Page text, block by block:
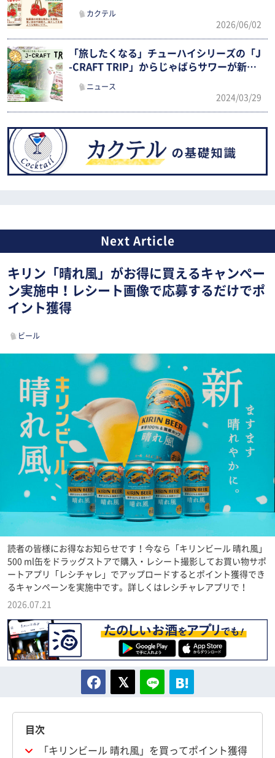
カクテル
2026/06/02
「旅したくなる」チューハイシリーズの「J
-CRAFT TRIP」からじゃばらサワーが新発
ニュース
2024/03/29
キリン「晴れ風」がお得に買えるキャンペー
ン実施中！レシート画像で応募するだけでポ
イント獲得
ビール
読者の皆様にお得なお知らせです！今なら「キリンビール 晴れ風」
500 ml缶をドラッグストアで購入・レシート撮影してお買い物サポ
ートアプリ「レシチャレ」でアップロードするとポイント獲得でき
るキャンペーンを実施中です。詳しくはレシチャレアプリで！
2026.07.21
目次
「キリンビール 晴れ風」を買ってポイント獲得